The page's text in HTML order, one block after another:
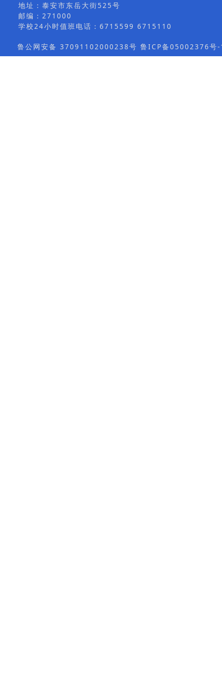
地址：泰安市东岳大街525号
邮编：271000
学校24小时值班电话：6715599 6715110
鲁公网安备 37091102000238号 鲁ICP备05002376号